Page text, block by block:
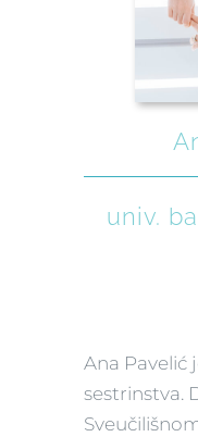
univ.
Ana Pavelić
sestrinstva.